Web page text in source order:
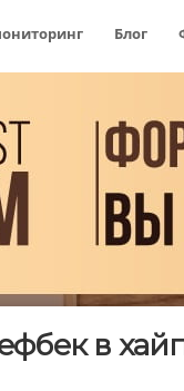
Блог
в